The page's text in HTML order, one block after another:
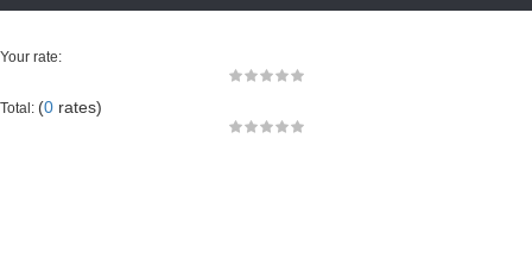
Your rate:
Total: (0 rates)